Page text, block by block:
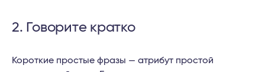
2. Говорите кратко
Короткие простые фразы — атрибут простой